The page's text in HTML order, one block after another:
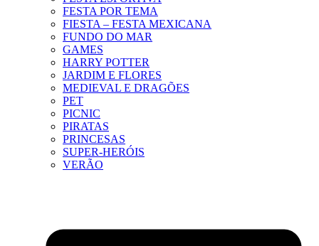
FESTA POR TEMA
FIESTA – FESTA MEXICANA
FUNDO DO MAR
GAMES
HARRY POTTER
JARDIM E FLORES
MEDIEVAL E DRAGÕES
PET
PICNIC
PIRATAS
PRINCESAS
SUPER-HERÓIS
VERÃO